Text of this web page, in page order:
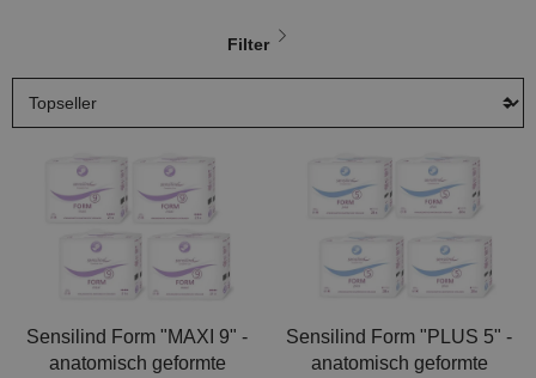
Filter
Sensilind Form "MAXI 9" -
anatomisch geformte
Sensilind Form "PLUS 5" -
anatomisch geformte